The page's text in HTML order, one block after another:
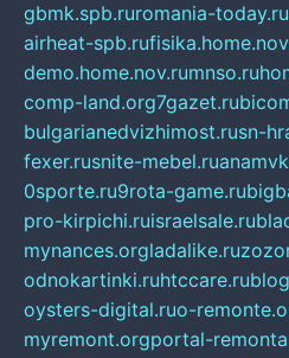
gbmk.spb.ruromania-today.ru
airheat-spb.ru
demo.home.nov.rumnso.ru
comp-land.org7gazet.ru
bulgarianedvizhimost.rusn-
fexer.rusnite-mebel.ru
0sporte.ru9rota-game.ru
pro-kirpichi.ruisraelsale.ru
mynances.orgladalike.ru
odnokartinki.ruhtccare.ru
oysters-digital.ruo-
myremont.orgportal-